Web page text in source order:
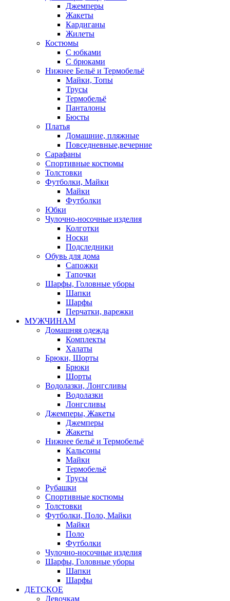
Джемперы
Жакеты
Кардиганы
Жилеты
Костюмы
С юбками
С брюками
Нижнее Бельё и Термобельё
Майки, Топы
Трусы
Термобельё
Панталоны
Бюсты
Платья
Домашние, пляжные
Повседневные,вечерние
Сарафаны
Спортивные костюмы
Толстовки
Футболки, Майки
Майки
Футболки
Юбки
Чулочно-носочные изделия
Колготки
Носки
Подследники
Обувь для дома
Сапожки
Тапочки
Шарфы, Головные уборы
Шапки
Шарфы
Перчатки, варежки
МУЖЧИНАМ
Домашняя одежда
Комплекты
Халаты
Брюки, Шорты
Брюки
Шорты
Водолазки, Лонгсливы
Водолазки
Лонгсливы
Джемперы, Жакеты
Джемперы
Жакеты
Нижнее бельё и Термобельё
Кальсоны
Майки
Термобельё
Трусы
Рубашки
Спортивные костюмы
Толстовки
Футболки, Поло, Майки
Майки
Поло
Футболки
Чулочно-носочные изделия
Шарфы, Головные уборы
Шапки
Шарфы
ДЕТСКОЕ
Девочкам